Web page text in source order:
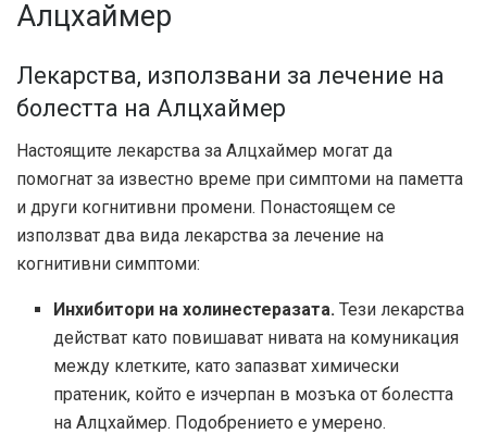
Алцхаймер
Лекарства, използвани за лечение на
болестта на Алцхаймер
Настоящите лекарства за Алцхаймер могат да
помогнат за известно време при симптоми на паметта
и други когнитивни промени. Понастоящем се
използват два вида лекарства за лечение на
когнитивни симптоми:
Инхибитори на холинестеразата.Тези лекарства
действат като повишават нивата на комуникация
между клетките, като запазват химически
пратеник, който е изчерпан в мозъка от болестта
на Алцхаймер. Подобрението е умерено.